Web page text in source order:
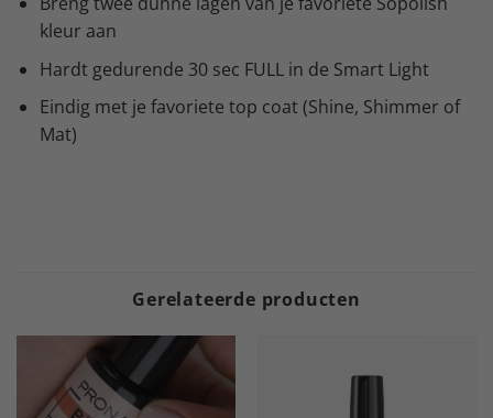
kleur aan
Hardt gedurende 30 sec FULL in de Smart Light
Eindig met je favoriete top coat (Shine, Shimmer of
Mat)
Gerelateerde producten